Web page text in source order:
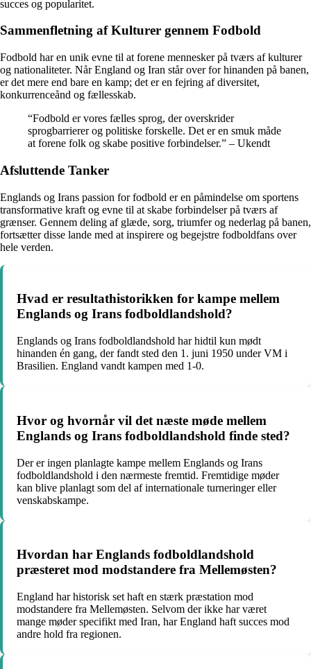
succes og popularitet.
Sammenfletning af Kulturer gennem Fodbold
Fodbold har en unik evne til at forene mennesker på tværs af kulturer
og nationaliteter. Når England og Iran står over for hinanden på banen,
er det mere end bare en kamp; det er en fejring af diversitet,
konkurrenceånd og fællesskab.
“Fodbold er vores fælles sprog, der overskrider
sprogbarrierer og politiske forskelle. Det er en smuk måde
at forene folk og skabe positive forbindelser.” – Ukendt
Afsluttende Tanker
Englands og Irans passion for fodbold er en påmindelse om sportens
transformative kraft og evne til at skabe forbindelser på tværs af
grænser. Gennem deling af glæde, sorg, triumfer og nederlag på banen,
fortsætter disse lande med at inspirere og begejstre fodboldfans over
hele verden.
Hvad er resultathistorikken for kampe mellem
Englands og Irans fodboldlandshold?
Englands og Irans fodboldlandshold har hidtil kun mødt
hinanden én gang, der fandt sted den 1. juni 1950 under VM i
Brasilien. England vandt kampen med 1-0.
Hvor og hvornår vil det næste møde mellem
Englands og Irans fodboldlandshold finde sted?
Der er ingen planlagte kampe mellem Englands og Irans
fodboldlandshold i den nærmeste fremtid. Fremtidige møder
kan blive planlagt som del af internationale turneringer eller
venskabskampe.
Hvordan har Englands fodboldlandshold
præsteret mod modstandere fra Mellemøsten?
England har historisk set haft en stærk præstation mod
modstandere fra Mellemøsten. Selvom der ikke har været
mange møder specifikt med Iran, har England haft succes mod
andre hold fra regionen.